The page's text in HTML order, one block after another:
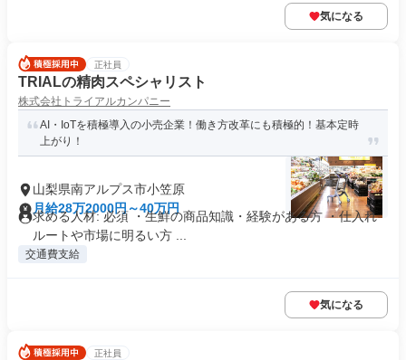
気になる
正社員
TRIALの精肉スペシャリスト
株式会社トライアルカンパニー
AI・IoTを積極導入の小売企業！働き方改革にも積極的！基本定時
上がり！
山梨県南アルプス市小笠原
月給28万2000円～40万円
求める人材: 必須 ・生鮮の商品知識・経験がある方 ・仕入れ
ルートや市場に明るい方 ...
交通費支給
気になる
正社員